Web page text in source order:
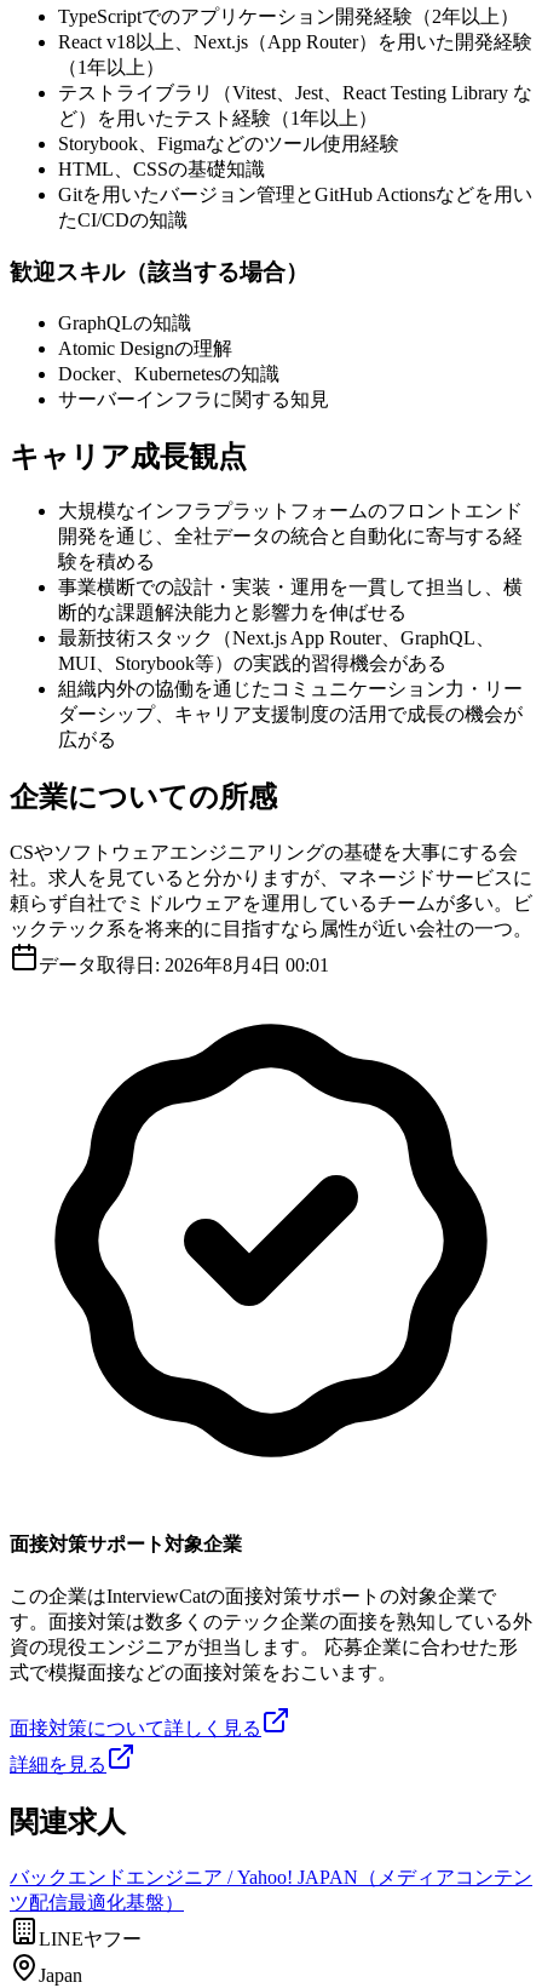
TypeScriptでのアプリケーション開発経験（2年以上）
React v18以上、Next.js（App Router）を用いた開発経験
（1年以上）
テストライブラリ（Vitest、Jest、React Testing Library な
ど）を用いたテスト経験（1年以上）
Storybook、Figmaなどのツール使用経験
HTML、CSSの基礎知識
Gitを用いたバージョン管理とGitHub Actionsなどを用い
たCI/CDの知識
歓迎スキル（該当する場合）
GraphQLの知識
Atomic Designの理解
Docker、Kubernetesの知識
サーバーインフラに関する知見
キャリア成長観点
大規模なインフラプラットフォームのフロントエンド
開発を通じ、全社データの統合と自動化に寄与する経
験を積める
事業横断での設計・実装・運用を一貫して担当し、横
断的な課題解決能力と影響力を伸ばせる
最新技術スタック（Next.js App Router、GraphQL、
MUI、Storybook等）の実践的習得機会がある
組織内外の協働を通じたコミュニケーション力・リー
ダーシップ、キャリア支援制度の活用で成長の機会が
広がる
企業についての所感
CSやソフトウェアエンジニアリングの基礎を大事にする会
社。求人を見ていると分かりますが、マネージドサービスに
頼らず自社でミドルウェアを運用しているチームが多い。ビ
ックテック系を将来的に目指すなら属性が近い会社の一つ。
データ取得日: 2026年8月4日 00:01
面接対策サポート対象企業
この企業はInterviewCatの面接対策サポートの対象企業で
す。面接対策は数多くのテック企業の面接を熟知している外
資の現役エンジニアが担当します。 応募企業に合わせた形
式で模擬面接などの面接対策をおこいます。
面接対策について詳しく見る
詳細を見る
関連求人
バックエンドエンジニア / Yahoo! JAPAN（メディアコンテン
ツ配信最適化基盤）
LINEヤフー
Japan